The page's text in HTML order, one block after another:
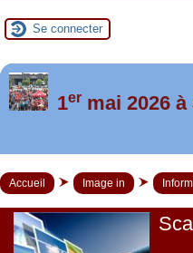
Se connecter
Foutez-nous
1ermai 2026 à
Accueil Image in